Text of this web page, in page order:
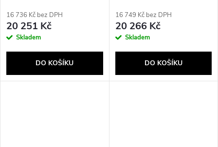
16 736 Kč bez DPH
20 251 Kč
Skladem
DO KOŠÍKU
16 749 Kč bez DPH
20 266 Kč
Skladem
DO KOŠÍKU